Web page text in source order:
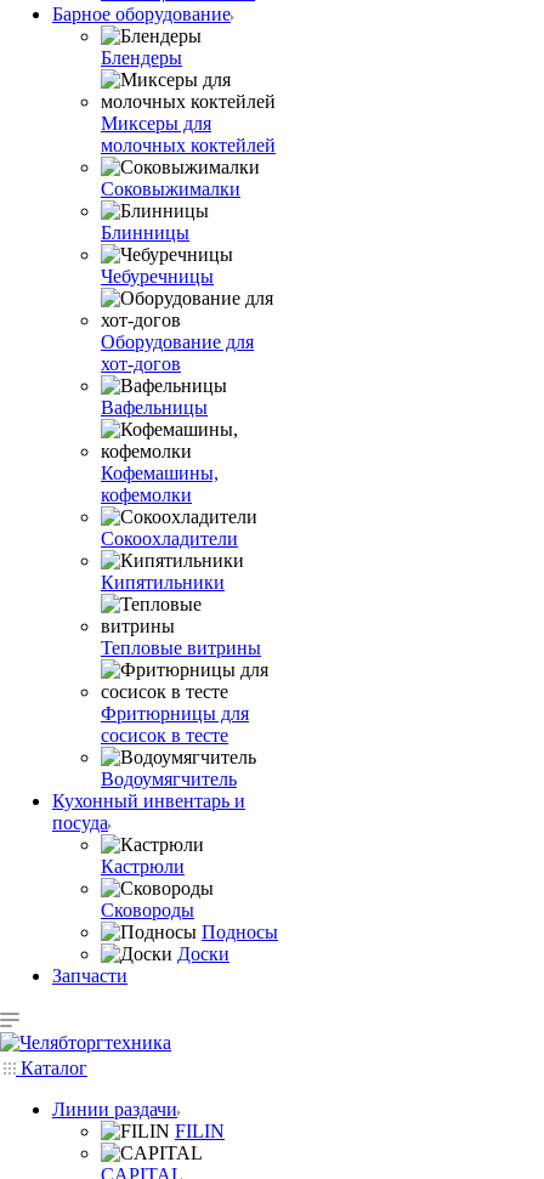
Барное оборудование
Блендеры
Миксеры для
молочных коктейлей
Соковыжималки
Блинницы
Чебуречницы
Оборудование для
хот-догов
Вафельницы
Кофемашины,
кофемолки
Сокоохладители
Кипятильники
Тепловые витрины
Фритюрницы для
сосисок в тесте
Водоумягчитель
Кухонный инвентарь и
посуда
Кастрюли
Сковороды
Подносы
Доски
Запчасти
Каталог
Линии раздачи
FILIN
CAPITAL